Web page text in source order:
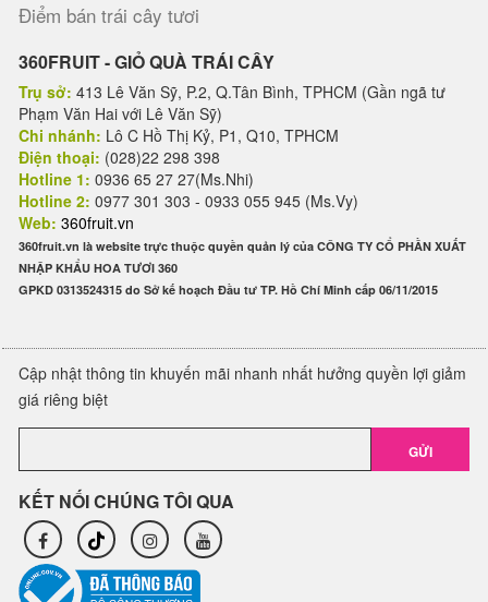
Điểm bán trái cây tươi
360FRUIT - GIỎ QUÀ TRÁI CÂY
Trụ sở: 413 Lê Văn Sỹ, P.2, Q.Tân Bình, TPHCM (Gần ngã tư
Phạm Văn Hai với Lê Văn Sỹ)
Chi nhánh: Lô C Hồ Thị Kỷ, P1, Q10, TPHCM
Điện thoại: (028)22 298 398
Hotline 1: 0936 65 27 27(Ms.Nhi)
Hotline 2: 0977 301 303 - 0933 055 945 (Ms.Vy)
Web: 360fruit.vn
360fruit.vn là website trực thuộc quyền quản lý của CÔNG TY CỔ PHẦN XUẤT
NHẬP KHẨU HOA TƯƠI 360
GPKD 0313524315 do Sở kế hoạch Đầu tư TP. Hồ Chí Minh cấp 06/11/2015
Cập nhật thông tin khuyến mãi nhanh nhất hưởng quyền lợi giảm
giá riêng biệt
GỬI
KẾT NỐI CHÚNG TÔI QUA